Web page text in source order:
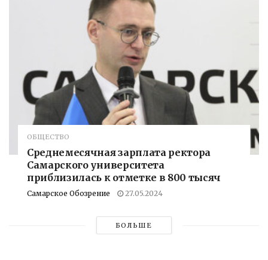
ОБЩЕСТВО
Среднемесячная зарплата ректора
Самарского университета
приблизилась к отметке в 800 тысяч
Самарское Обозрение 27.05.2024
БОЛЬШЕ